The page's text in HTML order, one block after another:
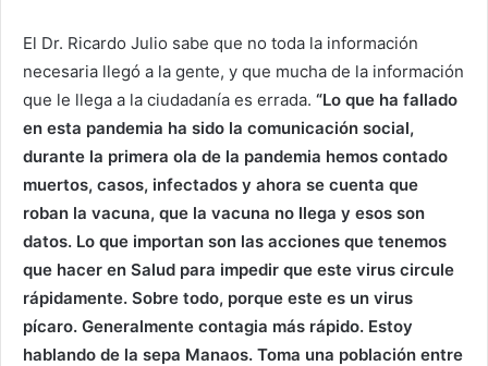
El Dr. Ricardo Julio sabe que no toda la información
necesaria llegó a la gente, y que mucha de la información
que le llega a la ciudadanía es errada. “Lo que ha fallado
en esta pandemia ha sido la comunicación social,
durante la primera ola de la pandemia hemos contado
muertos, casos, infectados y ahora se cuenta que
roban la vacuna, que la vacuna no llega y esos son
datos. Lo que importan son las acciones que tenemos
que hacer en Salud para impedir que este virus circule
rápidamente. Sobre todo, porque este es un virus
pícaro. Generalmente contagia más rápido. Estoy
hablando de la sepa Manaos. Toma una población entre